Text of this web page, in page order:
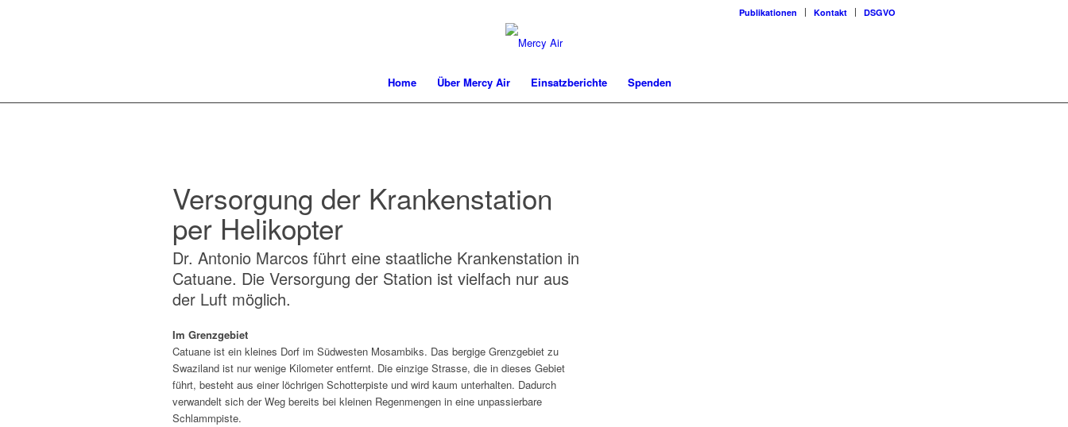
Publikationen Kontakt DSGVO
Home Über Mercy Air Einsatzberichte Spenden
Versorgung der Krankenstation
per Helikopter
Dr. Antonio Marcos führt eine staatliche Krankenstation in
Catuane. Die Versorgung der Station ist vielfach nur aus
der Luft möglich.
Im Grenzgebiet
Catuane ist ein kleines Dorf im Südwesten Mosambiks. Das bergige Grenzgebiet zu
Swaziland ist nur wenige Kilometer entfernt. Die einzige Strasse, die in dieses Gebiet
führt, besteht aus einer löchrigen Schotterpiste und wird kaum unterhalten. Dadurch
verwandelt sich der Weg bereits bei kleinen Regenmengen in eine unpassierbare
Schlammpiste.